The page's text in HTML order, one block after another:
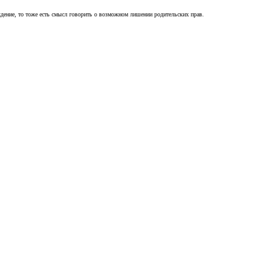
то тоже есть смысл говорить о возможном лишении родительских прав.